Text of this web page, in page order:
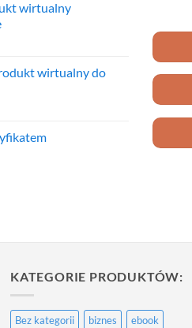
wynosi:
wirtualny
wirtualny do
KATEGORIE PRODUKTÓW:
Bez kategorii biznes
ebook